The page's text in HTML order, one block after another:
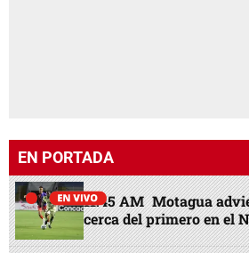
EN PORTADA
11:45 AM Motagua
cerca del primero en el